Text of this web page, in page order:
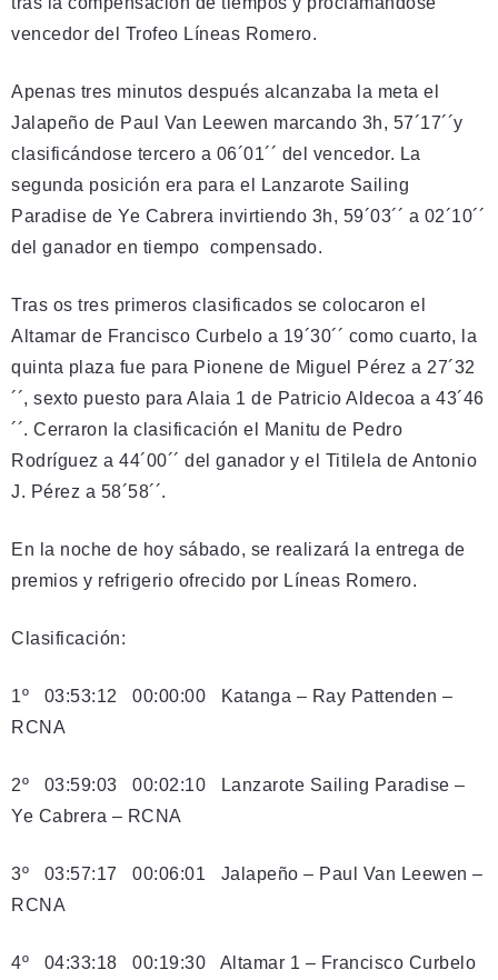
vencedor del Trofeo Líneas Romero.
Apenas tres minutos después alcanzaba la meta el
Jalapeño de Paul Van Leewen marcando 3h, 57´17´´y
clasificándose tercero a 06´01´´ del vencedor. La
segunda posición era para el Lanzarote Sailing
Paradise de Ye Cabrera invirtiendo 3h, 59´03´´ a 02´10´´
del ganador en tiempo compensado.
Tras os tres primeros clasificados se colocaron el
Altamar de Francisco Curbelo a 19´30´´ como cuarto, la
quinta plaza fue para Pionene de Miguel Pérez a 27´32
´´, sexto puesto para Alaia 1 de Patricio Aldecoa a 43´46
´´. Cerraron la clasificación el Manitu de Pedro
Rodríguez a 44´00´´ del ganador y el Titilela de Antonio
J. Pérez a 58´58´´.
En la noche de hoy sábado, se realizará la entrega de
premios y refrigerio ofrecido por Líneas Romero.
Clasificación:
1º 03:53:12 00:00:00 Katanga – Ray Pattenden –
RCNA
2º 03:59:03 00:02:10 Lanzarote Sailing Paradise –
Ye Cabrera – RCNA
3º 03:57:17 00:06:01 Jalapeño – Paul Van Leewen –
RCNA
4º 04:33:18 00:19:30 Altamar 1 – Francisco Curbelo